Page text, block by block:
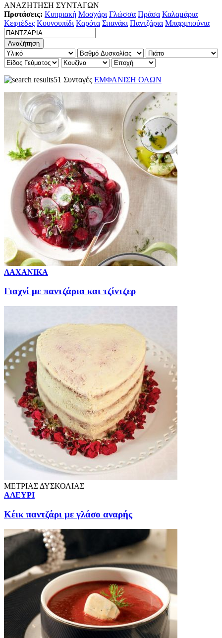
ΑΝΑΖΗΤΗΣΗ ΣΥΝΤΑΓΩΝ
Προτάσεις: Κυπριακή Μοσχάρι Γλώσσα Πράσα Καλαμάρια
Κεφτέδες Κουνουπίδι Καρότα Σπανάκι Παντζάρια Μπαρμπούνια
51 Συνταγές ΕΜΦΑΝΙΣΗ ΟΛΩΝ
ΛΑΧΑΝΙΚΑ
Γιαχνί με παντζάρια και τζίντζερ
ΜΕΤΡΙΑΣ ΔΥΣΚΟΛΙΑΣ
ΑΛΕΥΡΙ
Κέικ παντζάρι με γλάσο αναρής